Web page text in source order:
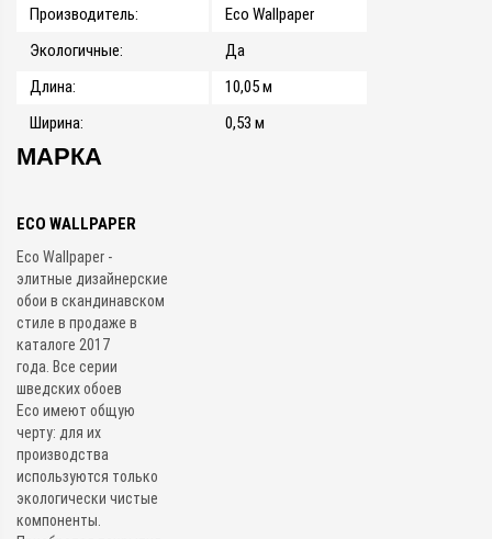
Производитель:
Eco Wallpaper
Экологичные:
Да
Длина:
10,05 м
Ширина:
0,53 м
МАРКА
ECO WALLPAPER
Eco Wallpaper -
элитные дизайнерские
обои в скандинавском
стиле в продаже в
каталоге 2017
года. Все серии
шведских обоев
Eco имеют общую
черту: для их
производства
используются только
экологически чистые
компоненты.